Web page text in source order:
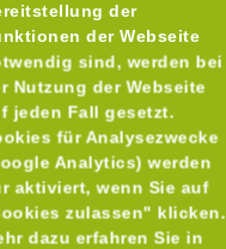
der
der Webseite
sind, werden bei
Nutzung der Webseite
jeden Fall gesetzt.
für Analysezwecke
Analytics) werden
aktiviert, wenn Sie auf
zulassen" klicken.
dazu erfahren Sie in